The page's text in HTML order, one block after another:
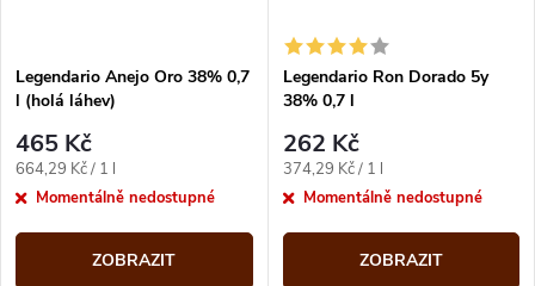
Legendario Anejo Oro 38% 0,7
l (holá láhev)
465 Kč
Měrná
cena:
664,29 Kč / 1 l
Momentálně nedostupné
ZOBRAZIT
Legendario Ron Dorado 5y
38% 0,7 l
262 Kč
Měrná
cena:
374,29 Kč / 1 l
Momentálně nedostupné
ZOBRAZIT